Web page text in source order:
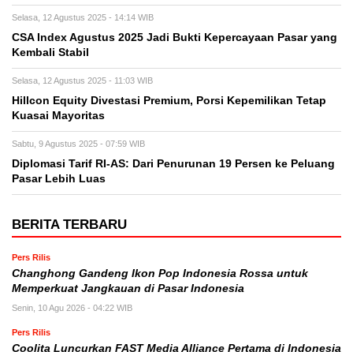
Selasa, 12 Agustus 2025 - 14:14 WIB
CSA Index Agustus 2025 Jadi Bukti Kepercayaan Pasar yang
Kembali Stabil
Selasa, 12 Agustus 2025 - 11:03 WIB
Hillcon Equity Divestasi Premium, Porsi Kepemilikan Tetap
Kuasai Mayoritas
Sabtu, 9 Agustus 2025 - 07:59 WIB
Diplomasi Tarif RI-AS: Dari Penurunan 19 Persen ke Peluang
Pasar Lebih Luas
BERITA TERBARU
Pers Rilis
Changhong Gandeng Ikon Pop Indonesia Rossa untuk
Memperkuat Jangkauan di Pasar Indonesia
Senin, 10 Agu 2026 - 04:22 WIB
Pers Rilis
Coolita Luncurkan FAST Media Alliance Pertama di Indonesia